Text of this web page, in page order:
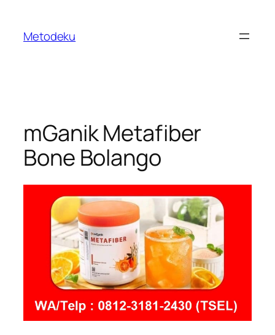
content
Metodeku
mGanik Metafiber
Bone Bolango